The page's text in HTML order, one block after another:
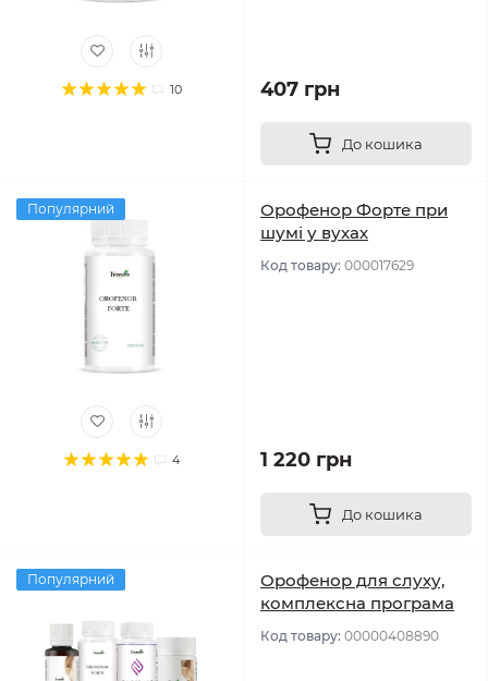
10 407 грн
До кошика
Популярний
4
Орофенор Форте при
шумі у вухах
Код товару: 000017629
1 220 грн
До кошика
Популярний
Орофенор для слуху,
комплексна програма
Код товару: 00000408890